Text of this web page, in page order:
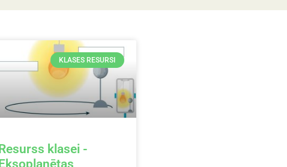
KLASES RESURSI
Resurss klasei -